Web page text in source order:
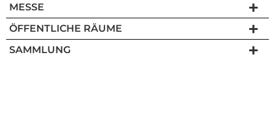
MESSE
ÖFFENTLICHE RÄUME
SAMMLUNG